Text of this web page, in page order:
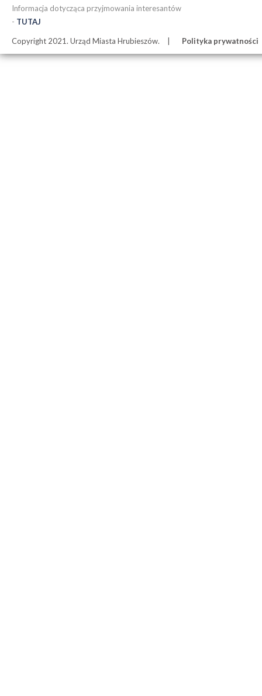
Informacja dotycząca przyjmowania interesantów
- TUTAJ
Copyright 2021. Urząd Miasta Hrubieszów. Polityka prywatności